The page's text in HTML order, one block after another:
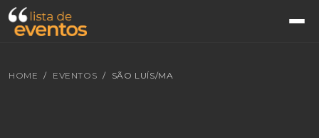
HOME EVENTOS SÃO LUÍS/MA